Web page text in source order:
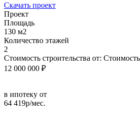
Скачать проект
Проект
Площадь
130 м2
Количество этажей
2
Стоимость строительства от:
12 000 000 ₽
в ипотеку от
64 419р/мес.